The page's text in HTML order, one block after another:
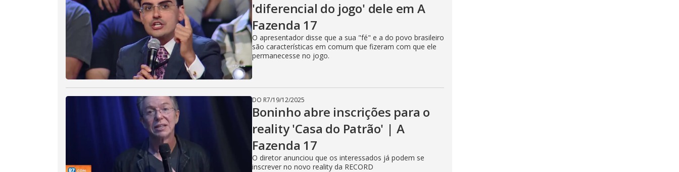
'diferencial do jogo' dele em A
Fazenda 17
O apresentador disse que a sua "fé" e a do povo brasileiro
são características em comum que fizeram com que ele
permanecesse no jogo.
DO R7/19/12/2025
Boninho abre inscrições para o
reality 'Casa do Patrão' | A
Fazenda 17
O diretor anunciou que os interessados já podem se
inscrever no novo reality da RECORD